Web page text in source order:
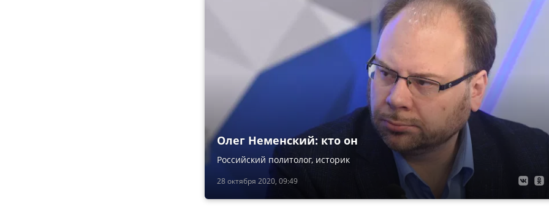
28 октября 2020, 09:49
Олег Неменский: кто он
Российский политолог, историк